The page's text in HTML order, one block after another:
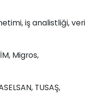
iş analistliği, veri
Migros,
TUSAŞ,